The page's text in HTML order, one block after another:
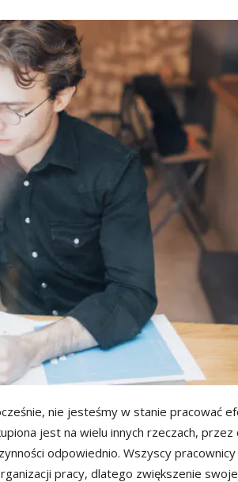
nie jesteśmy w stanie pracować
jest na wielu innych rzeczach, przez
odpowiednio. Wszyscy
pracy, dlatego zwiększenie